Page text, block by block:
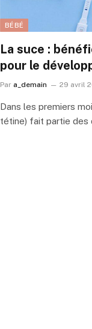
BÉBÉ
La suce :
pour le
Par a_demain 29 avril
Dans les premiers
tétine) fait partie